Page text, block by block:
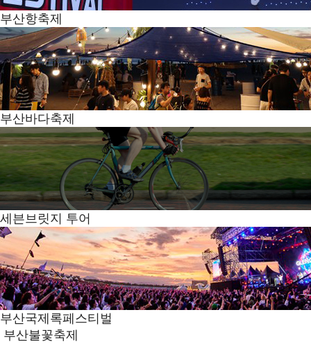
부산항축제
부산바다축제
세븐브릿지 투어
부산국제록페스티벌
부산불꽃축제